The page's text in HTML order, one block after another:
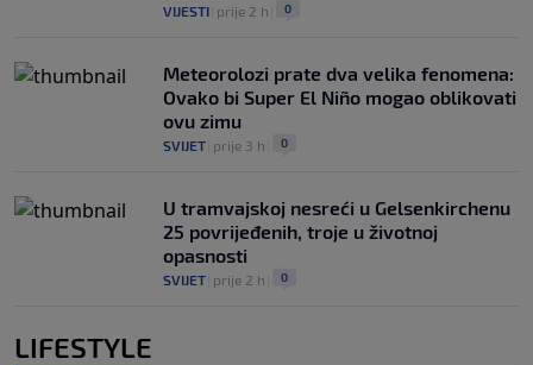
VIJESTI prije 2 h 0
Meteorolozi prate dva velika fenomena:
Ovako bi Super El Niño mogao oblikovati
ovu zimu
SVIJET prije 3 h 0
U tramvajskoj nesreći u Gelsenkirchenu
25 povrijeđenih, troje u životnoj
opasnosti
SVIJET prije 2 h 0
LIFESTYLE